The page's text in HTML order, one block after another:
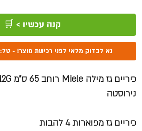
קנה עכשיו > 🛒
נא לבדוק מלאי לפני רכישת מוצר! - טל: 072-250-8882
נירוסטה
כיריים גז מפוארות 4 להבות